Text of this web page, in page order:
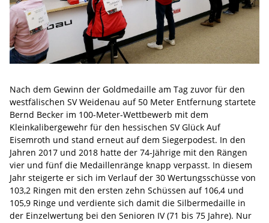
Nach dem Gewinn der Goldmedaille am Tag zuvor für den
westfälischen SV Weidenau auf 50 Meter Entfernung startete
Bernd Becker im 100-Meter-Wettbewerb mit dem
Kleinkalibergewehr für den hessischen SV Glück Auf
Eisemroth und stand erneut auf dem Siegerpodest. In den
Jahren 2017 und 2018 hatte der 74-Jährige mit den Rängen
vier und fünf die Medaillenränge knapp verpasst. In diesem
Jahr steigerte er sich im Verlauf der 30 Wertungsschüsse von
103,2 Ringen mit den ersten zehn Schüssen auf 106,4 und
105,9 Ringe und verdiente sich damit die Silbermedaille in
der Einzelwertung bei den Senioren IV (71 bis 75 Jahre). Nur